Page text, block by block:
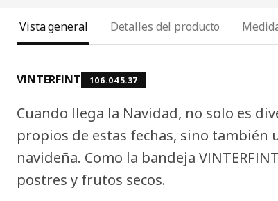
Vista general Detalles del producto
VINTERFINT 106.045.37
Cuando llega la Navidad, no solo es
propios de estas fechas, sino también
navideña. Como la bandeja
postres y frutos secos.